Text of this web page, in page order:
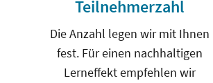
Teilnehmerzahl
Die Anzahl legen wir mit Ihnen
fest. Für einen nachhaltigen
Lerneffekt empfehlen wir